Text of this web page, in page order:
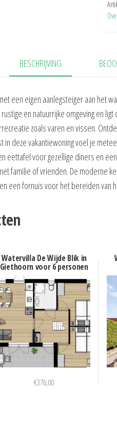
BESCHRIJVING
een eigen aanlegsteiger aan het
en natuurrijke omgeving en
zoals varen en vissen.
in deze vakantiewoning voel je
eettafel voor gezellige diners en
familie of vrienden. De moderne
een fornuis voor het bereiden van
Watervilla De Wijde Blik in
Giethoorn voor 6 personen
€376,00